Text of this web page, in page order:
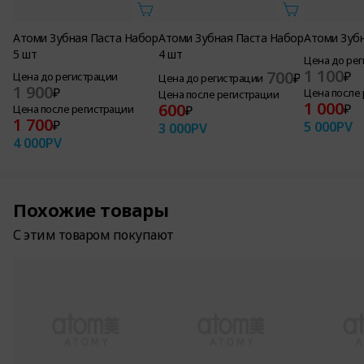
Атоми Зубная Паста Набор
5 шт
Цена до регистрации
1 900₽
Цена после регистрации
1 700₽
4 000PV
Атоми Зубная Паста Набор
4 шт
Цена до регистрации 700₽
Цена после регистрации
600₽
3 000PV
Атоми
Цена до
1 100₽
Цена после
1 000₽
5 000PV
Похожие товары
С этим товаром покупают